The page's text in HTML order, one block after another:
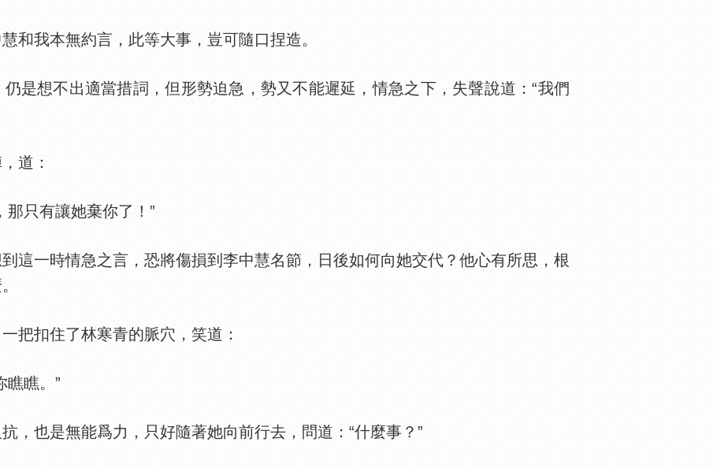
我本無約言，此等大事，豈可隨口捏造。
想不出適當措詞，但形勢迫急，勢又不能遲延，情急之下，失聲說道：“我們
道：
只有讓她棄你了！”
一時情急之言，恐將傷損到李中慧名節，日後如何向她交代？他心有所思，根
扣住了林寒青的脈穴，笑道：
瞧。”
也是無能爲力，只好隨著她向前行去，問道：“什麼事？”